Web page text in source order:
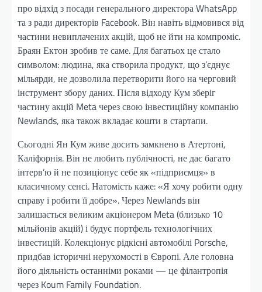
про відхід з посади генерального директора WhatsApp
та з ради директорів Facebook. Він навіть відмовився від
частини невиплачених акцій, щоб не йти на компроміс.
Браян Ектон зробив те саме. Для багатьох це стало
символом: людина, яка створила продукт, що з’єднує
мільярди, не дозволила перетворити його на черговий
інструмент збору даних. Після відходу Кум зберіг
частину акцій Meta через свою інвестиційну компанію
Newlands, яка також вкладає кошти в стартапи.
Сьогодні Ян Кум живе досить замкнено в Атертоні,
Каліфорнія. Він не любить публічності, не дає багато
інтерв’ю й не позиціонує себе як «підприємця» в
класичному сенсі. Натомість каже: «Я хочу робити одну
справу і робити її добре». Через Newlands він
залишається великим акціонером Meta (близько 10
мільйонів акцій) і будує портфель технологічних
інвестицій. Колекціонує рідкісні автомобілі Porsche,
придбав історичні нерухомості в Європі. Але головна
його діяльність останніми роками — це філантропія
через Koum Family Foundation.